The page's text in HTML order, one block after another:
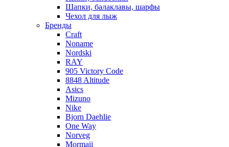
Шапки, балаклавы, шарфы
Чехол для лыж
Бренды
Craft
Noname
Nordski
RAY
905 Victory Code
8848 Altitude
Asics
Mizuno
Nike
Bjorn Daehlie
One Way
Norveg
Mormaii